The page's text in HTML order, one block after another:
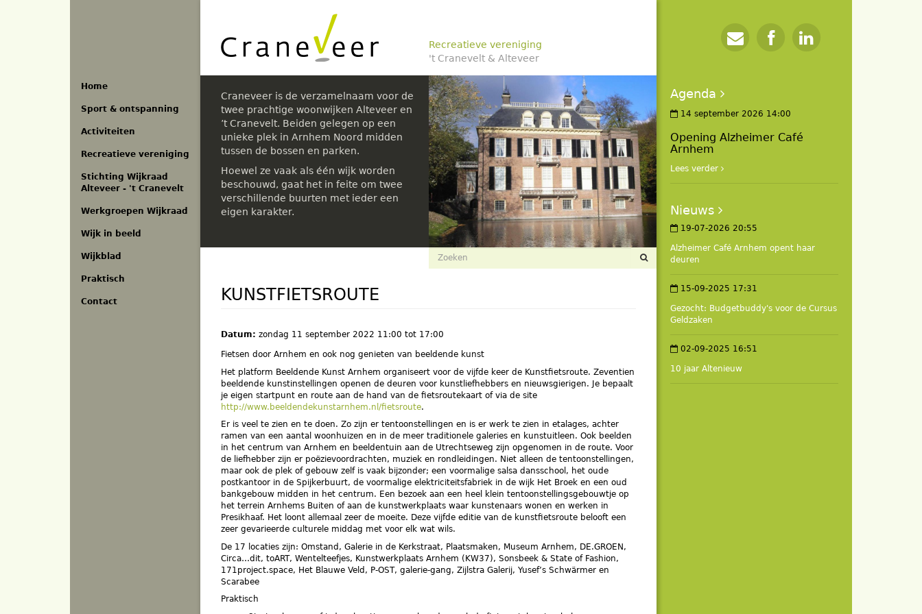
Home
Sport & ontspanning
Activiteiten
Recreatieve vereniging
Stichting Wijkraad
Alteveer - 't Cranevelt
Werkgroepen Wijkraad
Wijk in beeld
Wijkblad
Praktisch
Contact
Recreatieve vereniging
't Cranevelt & Alteveer
Craneveer is de verzamelnaam voor de
twee prachtige woonwijken Alteveer en
’t Cranevelt. Beiden gelegen op een
unieke plek in Arnhem Noord midden
tussen de bossen en parken.
Hoewel ze vaak als één wijk worden
beschouwd, gaat het in feite om twee
verschillende buurten met ieder een
eigen karakter.
Zoekveld
KUNSTFIETSROUTE
Datum: zondag 11 september 2022 11:00 tot 17:00
Fietsen door Arnhem en ook nog genieten van beeldende kunst
Het platform Beeldende Kunst Arnhem organiseert voor de vijfde keer de Kunstfietsroute. Zeventien
beeldende kunstinstellingen openen de deuren voor kunstliefhebbers en nieuwsgierigen. Je bepaalt
je eigen startpunt en route aan de hand van de fietsroutekaart of via de site
http://www.beeldendekunstarnhem.nl/fietsroute.
Er is veel te zien en te doen. Zo zijn er tentoonstellingen en is er werk te zien in etalages, achter
ramen van een aantal woonhuizen en in de meer traditionele galeries en kunstuitleen. Ook beelden
in het centrum van Arnhem en beeldentuin aan de Utrechtseweg zijn opgenomen in de route. Voor
de liefhebber zijn er poëzievoordrachten, muziek en rondleidingen. Niet alleen de tentoonstellingen,
maar ook de plek of gebouw zelf is vaak bijzonder; een voormalige salsa dansschool, het oude
postkantoor in de Spijkerbuurt, de voormalige elektriciteitsfabriek in de wijk Het Broek en een oud
bankgebouw midden in het centrum. Een bezoek aan een heel klein tentoonstellingsgebouwtje op
het terrein Arnhems Buiten of aan de kunstwerkplaats waar kunstenaars wonen en werken in
Presikhaaf. Het loont allemaal zeer de moeite. Deze vijfde editie van de kunstfietsroute belooft een
zeer gevarieerde culturele middag met voor elk wat wils.
De 17 locaties zijn: Omstand, Galerie in de Kerkstraat, Plaatsmaken, Museum Arnhem, DE.GROEN,
Circa…dit, toART, Wentelteefjes, Kunstwerkplaats Arnhem (KW37), Sonsbeek & State of Fashion,
171project.space, Het Blauwe Veld, P-OST, galerie-gang, Zijlstra Galerij, Yusef’s Schwärmer en
Scarabee
Praktisch
Agenda
14 september 2026 14:00
Opening Alzheimer Café
Arnhem
Lees verder
Nieuws
19-07-2026 20:55
Alzheimer Café Arnhem opent haar
deuren
15-09-2025 17:31
Gezocht: Budgetbuddy's voor de Cursus
Geldzaken
02-09-2025 16:51
10 jaar Altenieuw